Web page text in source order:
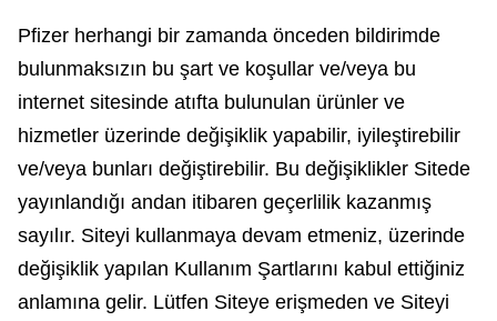
Pfizer herhangi bir zamanda önceden bildirimde
bulunmaksızın bu şart ve koşullar ve/veya bu
internet sitesinde atıfta bulunulan ürünler ve
hizmetler üzerinde değişiklik yapabilir, iyileştirebilir
ve/veya bunları değiştirebilir. Bu değişiklikler Sitede
yayınlandığı andan itibaren geçerlilik kazanmış
sayılır. Siteyi kullanmaya devam etmeniz, üzerinde
değişiklik yapılan Kullanım Şartlarını kabul ettiğiniz
anlamına gelir. Lütfen Siteye erişmeden ve Siteyi